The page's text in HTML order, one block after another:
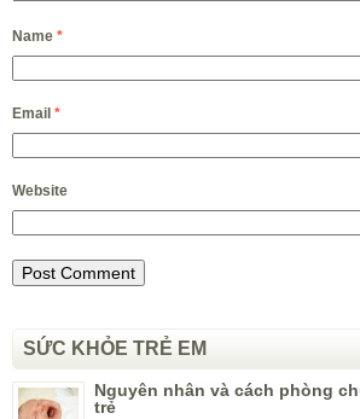
Name *
Email *
Website
SỨC KHỎE TRẺ EM
Nguyên nhân và cách phòng
trẻ